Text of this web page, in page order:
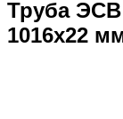
Труба
1016х22